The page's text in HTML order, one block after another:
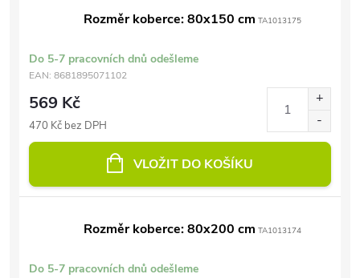
Rozměr koberce: 80x150 cm TA1013175
Do 5-7 pracovních dnů odešleme
EAN: 8681895071102
569 Kč
470 Kč bez DPH
VLOŽIT DO KOŠÍKU
Rozměr koberce: 80x200 cm TA1013174
Do 5-7 pracovních dnů odešleme